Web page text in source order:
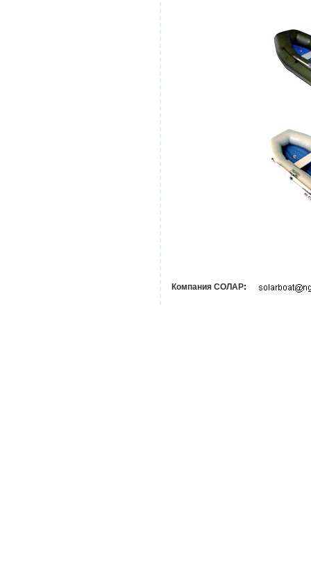
Компания СОЛАР: